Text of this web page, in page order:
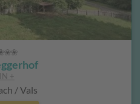
+
/ Vals